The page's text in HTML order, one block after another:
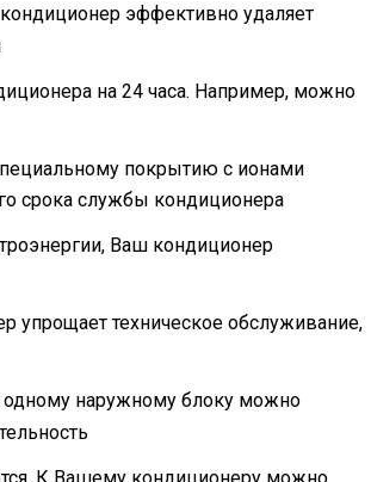
эффективно удаляет
на 24 часа. Например, можно
покрытию с ионами
срока службы кондиционера
Ваш кондиционер
упрощает техническое обслуживание,
одному наружному блоку можно